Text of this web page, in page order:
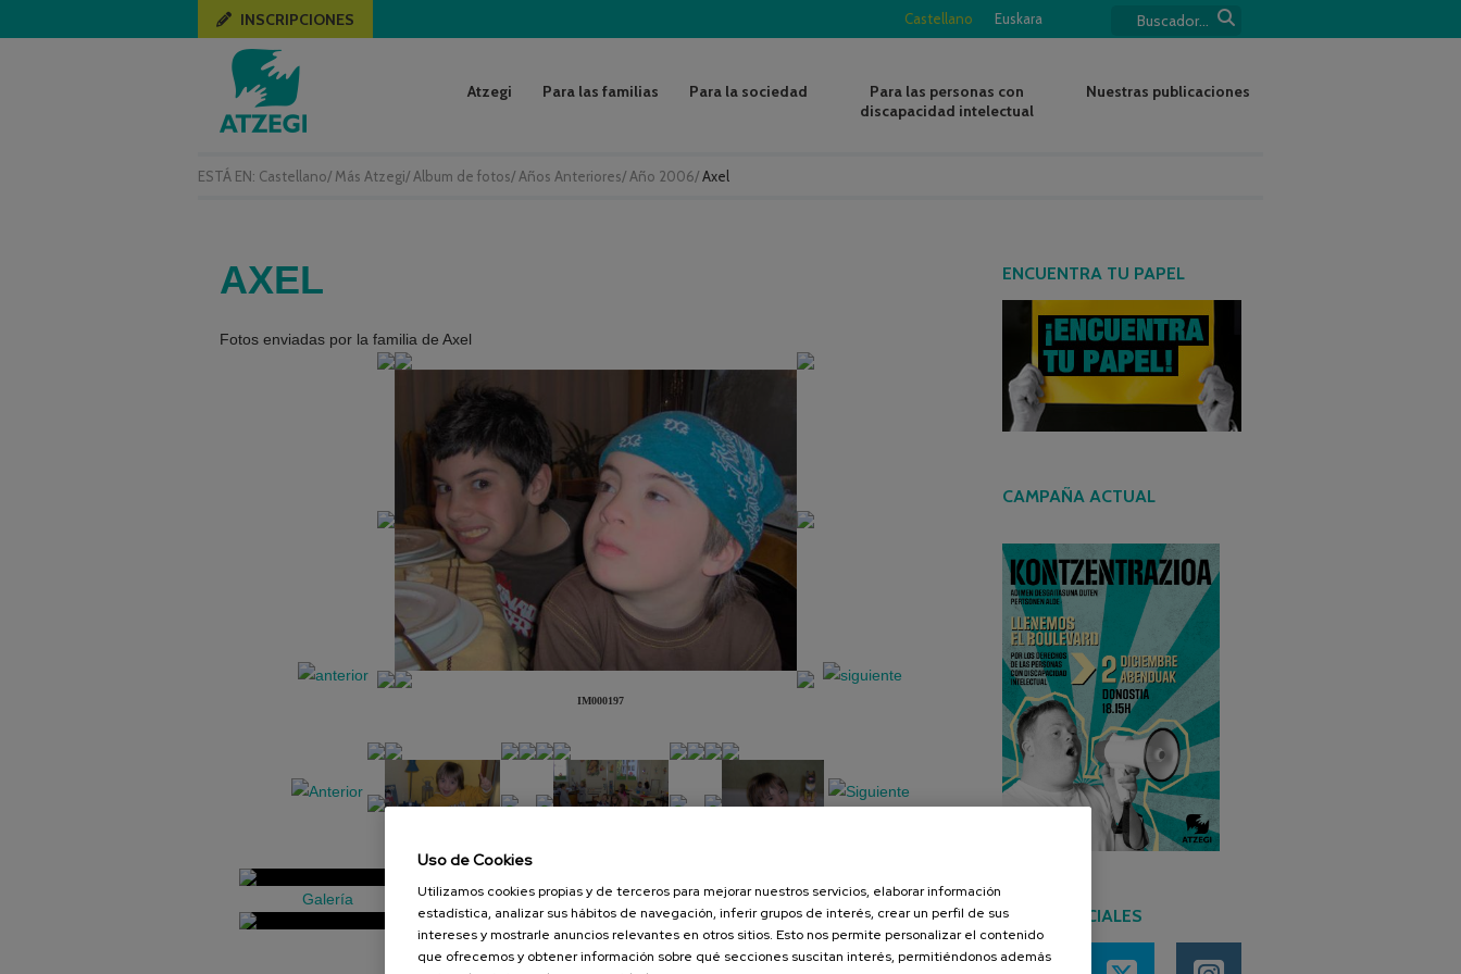
ESTÁ EN: Castellano/ Más Atzegi/ Album de fotos/ Años Anteriores/ Año 2006/Axel
Castellano Euskara
INSCRIPCIONES
Atzegi Para las familias Para la sociedad
Para las personas con
discapacidad intelectual
Nuestras publicaciones
AXEL
Fotos enviadas por la familia de Axel
IM000197
Galería Presentación Diapositiva
ENCUENTRA TU PAPEL
CAMPAÑA ACTUAL
REDES SOCIALES
Uso de Cookies
Utilizamos cookies propias y de terceros para mejorar nuestros servicios, elaborar información
estadística, analizar sus hábitos de navegación, inferir grupos de interés, crear un perfil de sus
intereses y mostrarle anuncios relevantes en otros sitios. Esto nos permite personalizar el contenido
que ofrecemos y obtener información sobre qué secciones suscitan interés, permitiéndonos además